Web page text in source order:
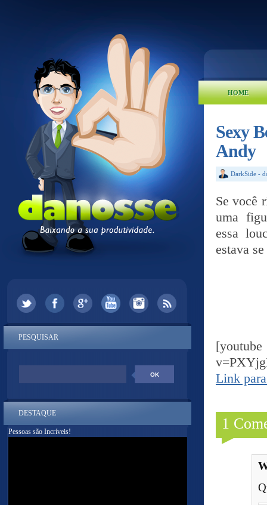
HOME
Sexy
Andy
DarkSide -
Se você
uma
essa
estava
Link
1
PESQUISAR
DESTAQUE
Pessoas são Incríveis!